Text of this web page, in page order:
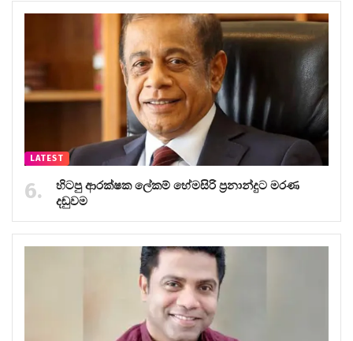
LATEST
හිටපු ආරක්ෂක ලේකම් හේමසිරි ප්‍රනාන්දුට මරණ
දඬුවම